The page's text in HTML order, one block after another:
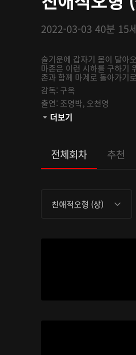
2022-03-03 40분 15
술기운에 갑자기 몸이 달아
마존은 이런 시하를 구하기
존과 함께 마계로 돌아가기
감독: 구옥
출연: 조영박, 오천영
관람등급:
더보기
전체회차 추천
친애적오형 (상)